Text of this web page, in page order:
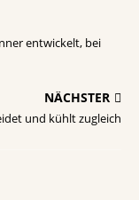
entwickelt, bei
NÄCHSTER
und kühlt zugleich